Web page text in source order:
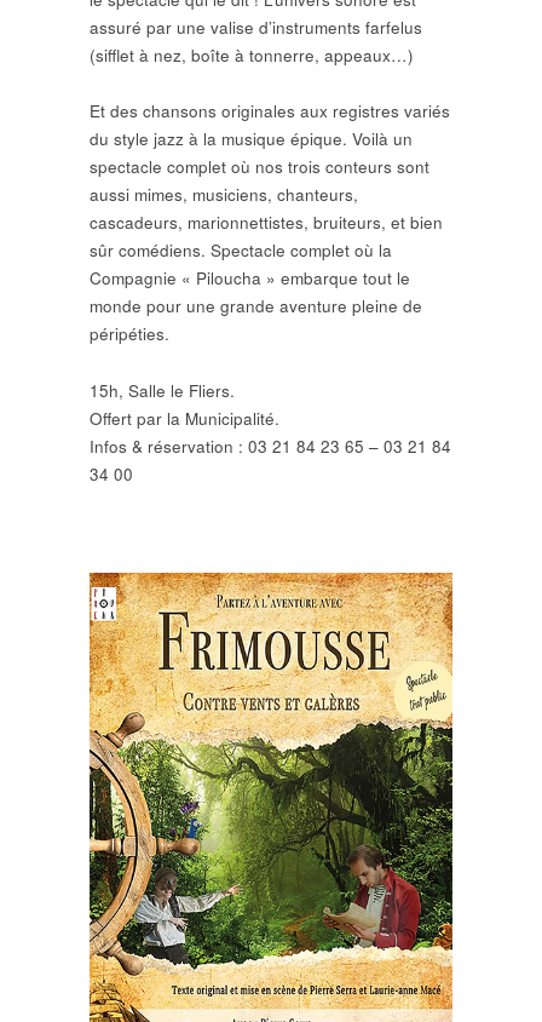
assuré par une valise d’instruments farfelus
(sifflet à nez, boîte à tonnerre, appeaux…)
Et des chansons originales aux registres variés
du style jazz à la musique épique. Voilà un
spectacle complet où nos trois conteurs sont
aussi mimes, musiciens, chanteurs,
cascadeurs, marionnettistes, bruiteurs, et bien
sûr comédiens. Spectacle complet où la
Compagnie « Piloucha » embarque tout le
monde pour une grande aventure pleine de
péripéties.
15h, Salle le Fliers.
Offert par la Municipalité.
Infos & réservation : 03 21 84 23 65 – 03 21 84
34 00